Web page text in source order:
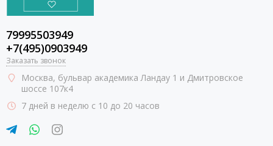
79995503949
+7(495)0903949
Заказать звонок
Москва, бульвар академика Ландау 1 и Дмитровское
шоссе 107к4
7 дней в неделю с 10 до 20 часов